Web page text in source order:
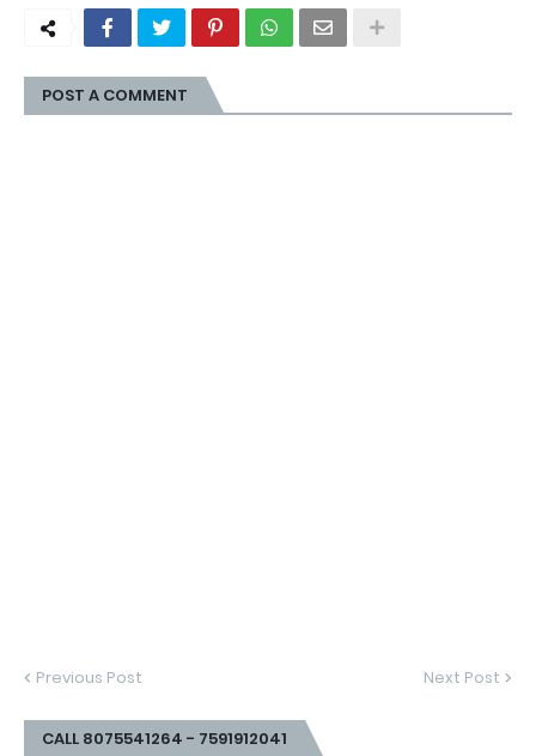
POST A COMMENT
Previous Post Next Post
CALL 8075541264 - 7591912041